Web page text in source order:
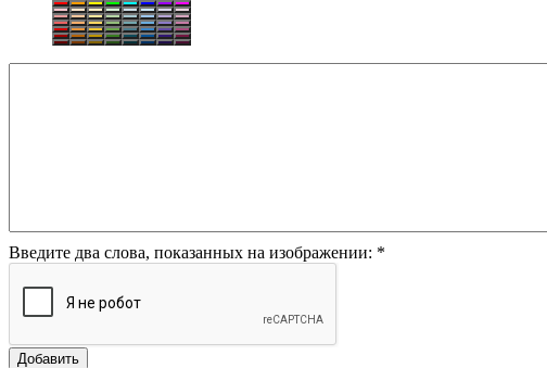
Введите два слова, показанных на изображении: *